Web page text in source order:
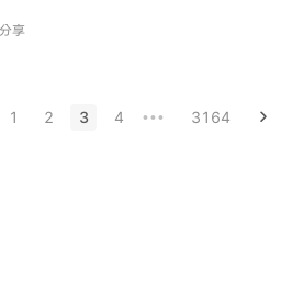
分享
1 2 3 4 ••• 3164